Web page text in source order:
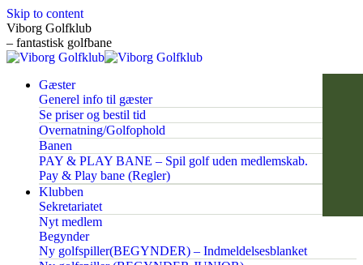
Skip to content
Viborg Golfklub
– fantastisk golfbane
Gæster
Generel info til gæster
Se priser og bestil tid
Overnatning/Golfophold
Banen
PAY & PLAY BANE – Spil golf uden medlemskab.
Pay & Play bane (Regler)
Klubben
Sekretariatet
Nyt medlem
Begynder
Ny golfspiller(BEGYNDER) – Indmeldelsesblanket